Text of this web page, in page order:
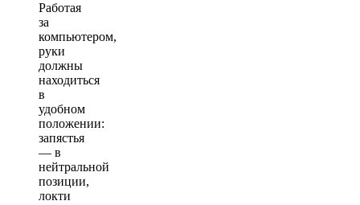
Работая
за
компьютером,
руки
должны
находиться
в
удобном
положении:
запястья
— в
нейтральной
позиции,
локти